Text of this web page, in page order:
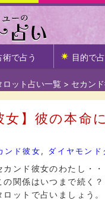
術で占う 目的で
ロット占い一覧 > セカン
女】彼の本
ンド彼女, ダイヤモンド
カンド彼女のわたし・
の関係はいつまで続く
ロットで占いましょう。